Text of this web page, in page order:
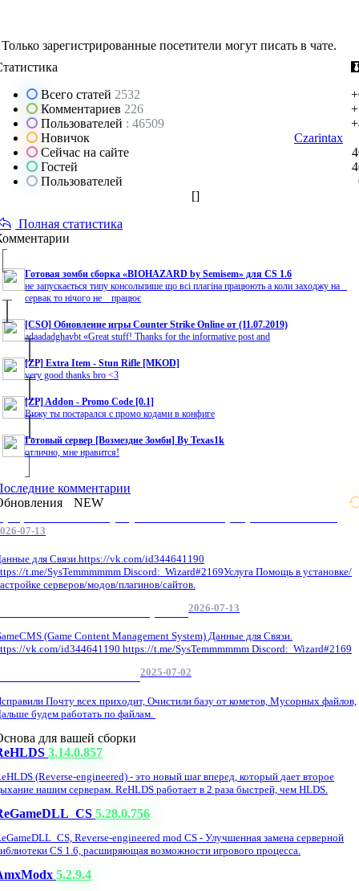
Только зарегистрированные посетители могут писать в чате.
Всего статей 2532
Комментариев 226
Пользователей : 46509
Новичок
Czarintax
Сейчас на сайте
Гостей
Пользователей
[]
Полная статистика
Готовая зомби сборка «BIOHAZARD by Semisem» для CS 1.6
не запускається типу консольпише що всі плагіна працюють а коли заходжу на
сервак то нічого не працює
[CSO] Обновление игры Counter Strike Online от (11.07.2019)
adaadadghavbt «Great stuff! Thanks for the informative post and
[ZP] Extra Item - Stun Rifle [MKOD]
very good thanks bro <3
[ZP] Addon - Promo Code [0.1]
Вижу ты постарался с промо кодами в конфиге
Готовый сервер [Возмездие Зомби] By Texas1k
отлично, мне нравится!
комментарии
NEW
07-13
для Связи.https://vk.com/id344641190
t.me/SysTemmmmmm Discord: Wizard#2169Услуга Помощь в установке/
серверов/модов/плагинов/сайтов.
2026-07-13
(Game Content Management System) Данные для Связи.
vk.com/id344641190 https://t.me/SysTemmmmmm Discord: Wizard#2169
2025-07-02
Почту всех приходит, Очистили базу от кометов, Мусорных файлов,
будем работать по файлам.
для вашей сборки
3.14.0.857
(Reverse-engineered) - это новый шаг вперед, который дает второе
нашим серверам. ReHLDS работает в 2 раза быстрей, чем HLDS.
5.28.0.756
Reverse-engineered mod CS - Улучшенная замена серверной
CS 1.6, расширяющая возможности игрового процесса.
5.2.9.4